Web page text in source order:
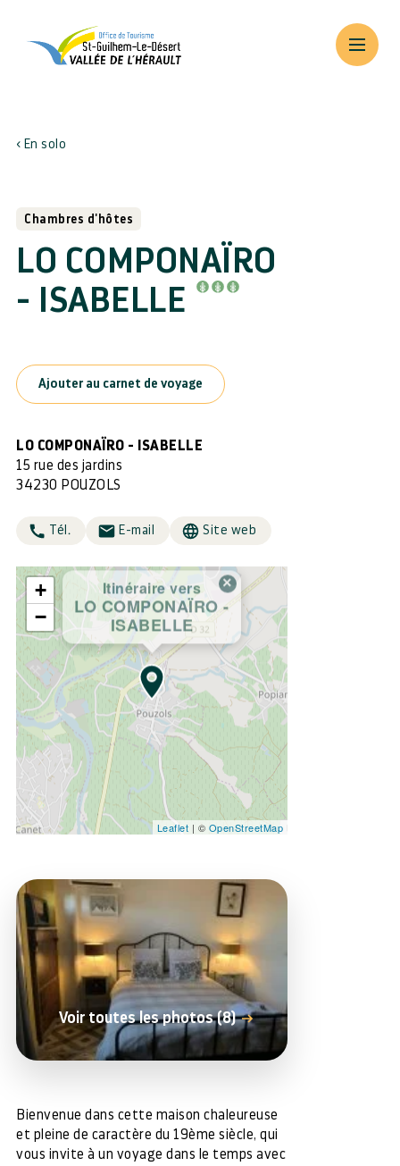
En solo
Chambres d'hôtes
LO COMPONAÏRO
- ISABELLE
Ajouter au carnet de voyage
LO COMPONAÏRO - ISABELLE
15 rue des jardins
34230 POUZOLS
Tél. E-mail Site web
Itinéraire vers
LO COMPONAÏRO -
ISABELLE
×
+
−
Leaflet | © OpenStreetMap
Voir toutes les photos (8)
Bienvenue dans cette maison chaleureuse
et pleine de caractère du 19ème siècle, qui
vous invite à un voyage dans le temps avec